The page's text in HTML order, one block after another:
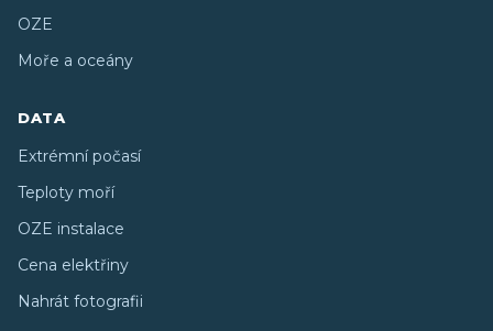
OZE
Moře a oceány
DATA
Extrémní počasí
Teploty moří
OZE instalace
Cena elektřiny
Nahrát fotografii